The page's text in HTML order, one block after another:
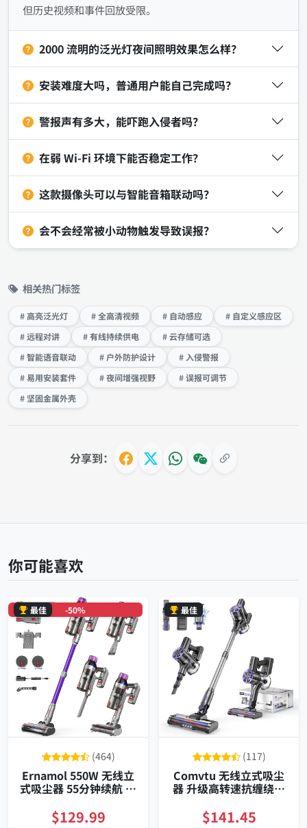
但历史视频和事件回放受限。
2000 流明的泛光灯夜间照明效果怎么样？
安装难度大吗，普通用户能自己完成吗？
警报声有多大，能吓跑入侵者吗？
在弱 Wi‑Fi 环境下能否稳定工作？
这款摄像头可以与智能音箱联动吗？
会不会经常被小动物触发导致误报？
相关热门标签
# 高亮泛光灯 # 全高清视频 # 自动感应
# 自定义感应区
# 远程对讲
# 有线持续供电
# 云存储可选
# 智能语音联动
# 户外防护设计
# 入侵警报
# 易用安装套件
# 夜间增强视野
# 误报可调节
# 坚固金属外壳
分享到：
你可能喜欢
-50%
最佳
(464)
Ernamol 550W 无线立
式吸尘器 55分钟续航 双
$129.99
最佳
(117)
Comvtu 无线立式吸尘
器 升级高转速抗缠绕刷
$141.45